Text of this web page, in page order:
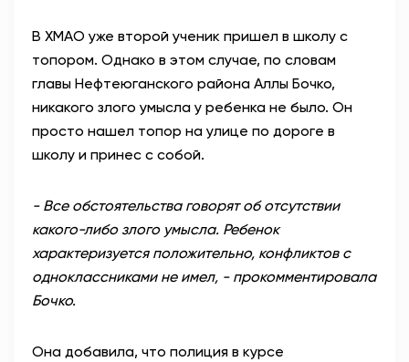
В ХМАО уже второй ученик пришел в школу с
топором. Однако в этом случае, по словам
главы Нефтеюганского района Аллы Бочко,
никакого злого умысла у ребенка не было. Он
просто нашел топор на улице по дороге в
школу и принес с собой.
- Все обстоятельства говорят об отсутствии
какого-либо злого умысла. Ребенок
характеризуется положительно, конфликтов с
одноклассниками не имел, - прокомментировала
Бочко.
Она добавила, что полиция в курсе